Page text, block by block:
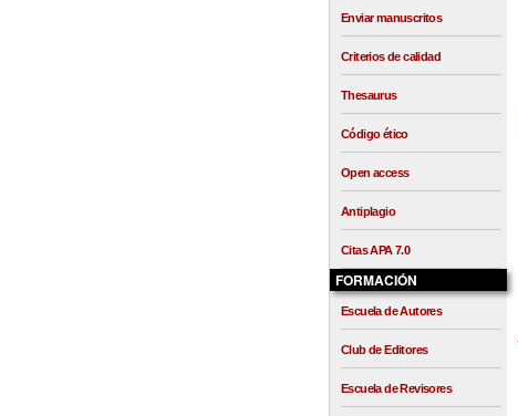
Enviar manuscritos
Criterios de calidad
Thesaurus
Código ético
Open access
Antiplagio
Citas APA 7.0
FORMACIÓN
Escuela de Autores
Club de Editores
Escuela de Revisores